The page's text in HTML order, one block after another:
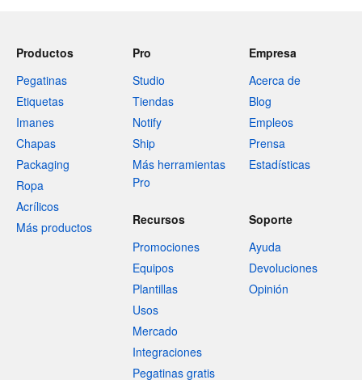
Productos
Pegatinas
Etiquetas
Imanes
Chapas
Packaging
Ropa
Acrílicos
Más productos
Pro
Studio
Tiendas
Notify
Ship
Más herramientas
Pro
Empresa
Acerca de
Blog
Empleos
Prensa
Estadísticas
Recursos
Promociones
Equipos
Plantillas
Usos
Mercado
Integraciones
Pegatinas gratis
Soporte
Ayuda
Devoluciones
Opinión